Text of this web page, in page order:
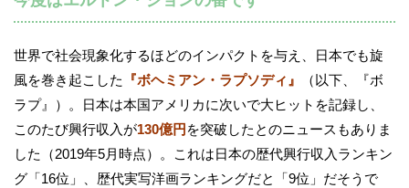
世界で社会現象化するほどのインパクトを与え、日本でも旋
風を巻き起こした
『ボヘミアン・ラプソディ』
（以下、『ボ
ラプ』）。日本は本国アメリカに次いで大ヒットを記録し、
このたび興行収入が130億円 を突破したとのニュースもありま
した（2019年5月時点）。これは日本の歴代興行収入ランキン
グ「16位」、歴代実写洋画ランキングだと「9位」だそうで